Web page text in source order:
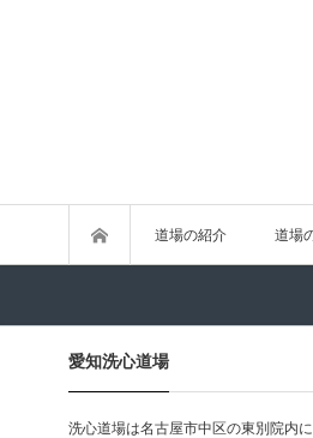
道場の紹介 道場
愛知洗心道場
洗心道場は名古屋市中区の東別院内